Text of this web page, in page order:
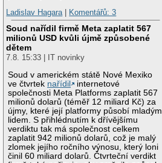
Ladislav Hagara| Komentářů: 3
Soud nařídil firmě Meta zaplatit 567
milionů USD kvůli újmě způsobené
dětem
7.8. 15:33 | IT novinky
Soud v americkém státě Nové Mexiko
ve čtvrtek nařídil
internetové
společnosti Meta Platforms zaplatit 567
milionů dolarů (téměř 12 miliard Kč) za
újmy, které její platformy působí mladým
lidem. S přihlédnutím k dřívějšímu
verdiktu tak má společnost celkem
zaplatit 942 milionů dolarů, což je malý
zlomek jejího ročního výnosu, který loni
činil 60 miliard dolarů. Čtvrteční verdikt